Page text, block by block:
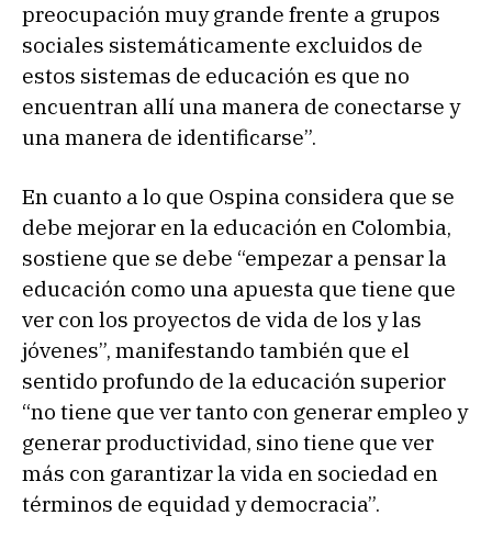
preocupación muy grande frente a grupos
sociales sistemáticamente excluidos de
estos sistemas de educación es que no
encuentran allí una manera de conectarse y
una manera de identificarse”.
En cuanto a lo que Ospina considera que se
debe mejorar en la educación en Colombia,
sostiene que se debe “empezar a pensar la
educación como una apuesta que tiene que
ver con los proyectos de vida de los y las
jóvenes”, manifestando también que el
sentido profundo de la educación superior
“no tiene que ver tanto con generar empleo y
generar productividad, sino tiene que ver
más con garantizar la vida en sociedad en
términos de equidad y democracia”.